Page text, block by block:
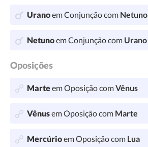
Uranoem Conjunção com Netuno
Netunoem Conjunção com Urano
Oposições
Marteem Oposição comVênus
Vênusem Oposição com Marte
Mercúrioem Oposição com Lua